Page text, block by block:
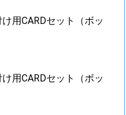
用CARDセット（ボッ
用CARDセット（ボッ